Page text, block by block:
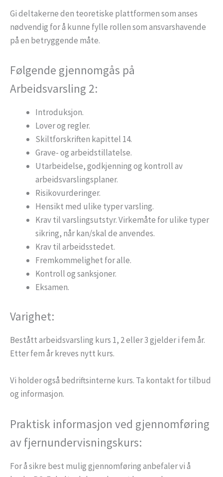
Gi deltakerne den teoretiske plattformen som anses
nødvendig for å kunne fylle rollen som ansvarshavende
på en betryggende måte.
Følgende gjennomgås på
Arbeidsvarsling 2:
Introduksjon.
Lover og regler.
Skiltforskriften kapittel 14.
Grave- og arbeidstillatelse.
Utarbeidelse, godkjenning og kontroll av
arbeidsvarslingsplaner.
Risikovurderinger.
Hensikt med ulike typer varsling.
Krav til varslingsutstyr. Virkemåte for ulike typer
sikring, når kan/skal de anvendes.
Krav til arbeidsstedet.
Fremkommelighet for alle.
Kontroll og sanksjoner.
Eksamen.
Varighet:
Bestått arbeidsvarsling kurs 1, 2 eller 3 gjelder i fem år.
Etter fem år kreves nytt kurs.
Vi holder også bedriftsinterne kurs. Ta kontakt for tilbud
og informasjon.
Praktisk informasjon ved gjennomføring
av fjernundervisningskurs:
For å sikre best mulig gjennomføring anbefaler vi å